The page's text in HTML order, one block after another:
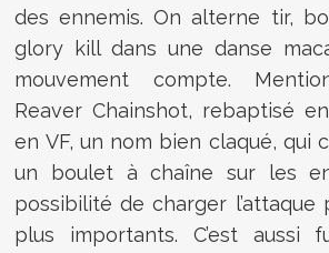
des ennemis. On alterne tir,
glory kill dans une danse
mouvement compte.
Reaver Chainshot, rebaptisé
en VF, un nom bien claqué, qui
un boulet à chaîne sur les
possibilité de charger l’attaque
plus importants. C’est aussi